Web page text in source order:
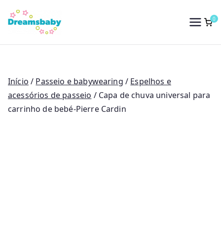
para
conteúdo
Dreams Baby
0
Início / Passeio e babywearing / Espelhos e
acessórios de passeio / Capa de chuva universal para
carrinho de bebé-Pierre Cardin